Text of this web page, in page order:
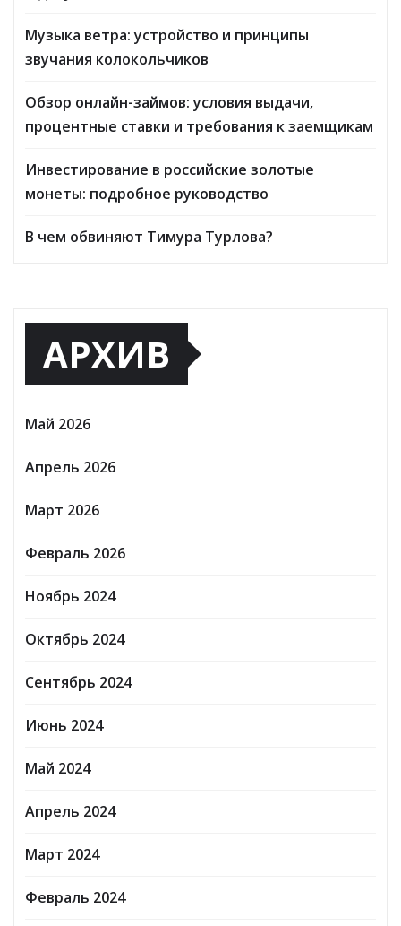
Музыка ветра: устройство и принципы
звучания колокольчиков
Обзор онлайн-займов: условия выдачи,
процентные ставки и требования к заемщикам
Инвестирование в российские золотые
монеты: подробное руководство
В чем обвиняют Тимура Турлова?
АРХИВ
Май 2026
Апрель 2026
Март 2026
Февраль 2026
Ноябрь 2024
Октябрь 2024
Сентябрь 2024
Июнь 2024
Май 2024
Апрель 2024
Март 2024
Февраль 2024